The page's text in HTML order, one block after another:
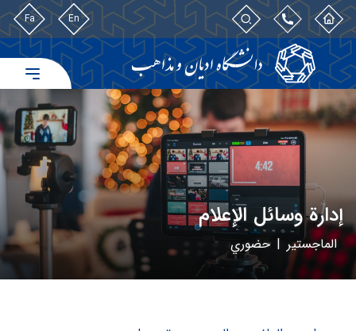
En
Fa
إدارة وسائل الإعلام
الماجستير | حضوري